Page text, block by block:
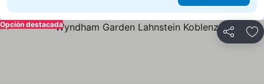
Compartir
Opción destacada